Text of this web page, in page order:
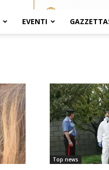
EVENTI
Top news